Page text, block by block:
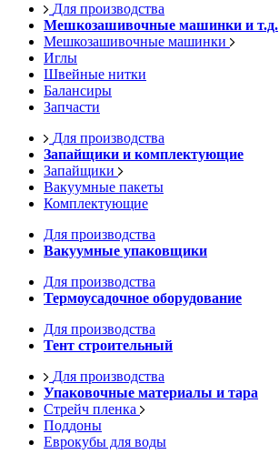
Для производства
Мешкозашивочные машинки и т.д.
Мешкозашивочные машинки
Иглы
Швейные нитки
Балансиры
Запчасти
Для производства
Запайщики и комплектующие
Запайщики
Вакуумные пакеты
Комплектующие
Для производства
Вакуумные упаковщики
Для производства
Термоусадочное оборудование
Для производства
Тент строительный
Для производства
Упаковочные материалы и тара
Стрейч пленка
Поддоны
Еврокубы для воды